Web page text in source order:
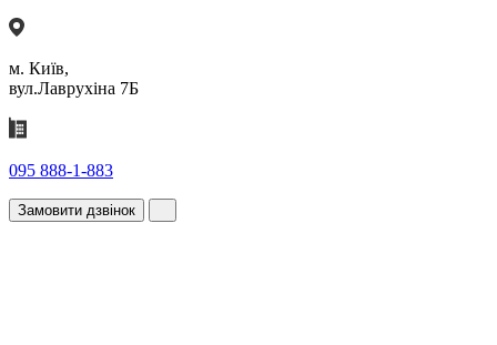
м. Київ,
вул.Лаврухіна 7Б
095 888-1-883
Замовити дзвінок